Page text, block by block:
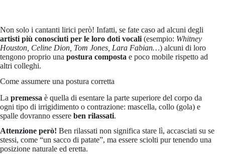
Non solo i cantanti lirici però! Infatti, se fate caso ad alcuni degli
artisti più conosciuti per le loro doti vocali (esempio: Whitney
Houston, Celine Dion, Tom Jones, Lara Fabian…) alcuni di loro
tengono proprio una postura composta e poco mobile rispetto ad
altri colleghi.
Come assumere una postura corretta
La premessa è quella di esentare la parte superiore del corpo da
ogni tipo di irrigidimento o contrazione: mascella, collo (gola) e
spalle dovranno essere ben rilassati.
Attenzione però! Ben rilassati non significa stare lì, accasciati su se
stessi, come “un sacco di patate”, ma essere sciolti pur tenendo una
posizione naturale ed eretta.